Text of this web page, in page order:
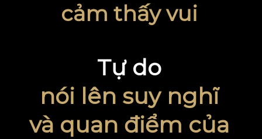
cảm thấy vui
Tự do
nói lên suy nghĩ
và quan điểm của